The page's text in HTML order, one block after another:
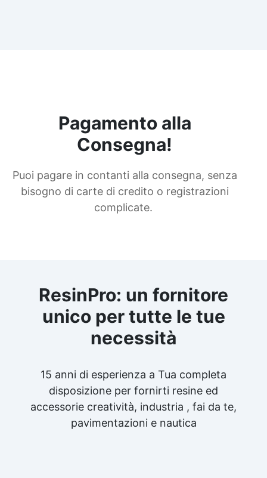
Pagamento alla
Consegna!
Puoi pagare in contanti alla consegna, senza
bisogno di carte di credito o registrazioni
complicate.
ResinPro: un fornitore
unico per tutte le tue
necessità
15 anni di esperienza a Tua completa
disposizione per fornirti resine ed
accessorie creatività, industria , fai da te,
pavimentazioni e nautica